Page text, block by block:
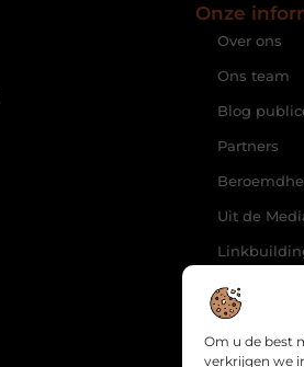
Om u de best
verkrijgen we
Onze
Over ons
Ons team
Blog
Partners
Uit de
Laten